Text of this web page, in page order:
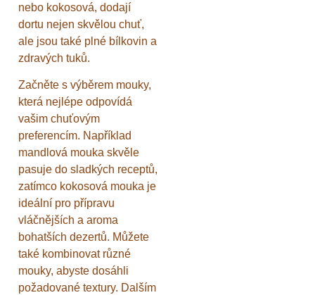
nebo kokosová, dodají
dortu nejen skvělou chuť,
ale jsou také plné bílkovin a
zdravých tuků.
Začněte s výběrem mouky,
která nejlépe odpovídá
vašim chuťovým
preferencím. Například
mandlová mouka skvěle
pasuje do sladkých receptů,
zatímco kokosová mouka je
ideální pro přípravu
vláčnějších a aroma
bohatších dezertů. Můžete
také kombinovat různé
mouky, abyste dosáhli
požadované textury. Dalším